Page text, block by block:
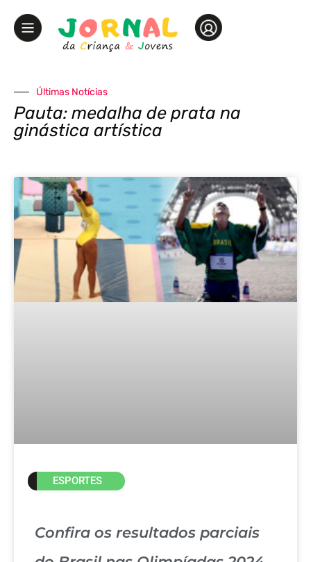
Últimas Notícias
Pauta: medalha de prata na
ginástica artística
ESPORTES
Confira os resultados parciais